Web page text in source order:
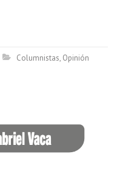
Columnistas, Opinión